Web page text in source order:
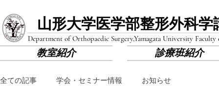
山形大学医学部​整形外科学
Department of Orthopaedic Surgery,Yamagata University
教室紹介 診療班紹介
全ての記事 学会・セミナー情報 お知らせ